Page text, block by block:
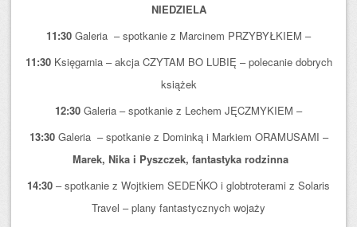
NIEDZIELA
11:30 Galeria – spotkanie z Marcinem PRZYBYŁKIEM –
11:30 Księgarnia – akcja CZYTAM BO LUBIĘ – polecanie dobrych
książek
12:30 Galeria – spotkanie z Lechem JĘCZMYKIEM –
13:30 Galeria – spotkanie z Dominką i Markiem ORAMUSAMI –
Marek, Nika i Pyszczek, fantastyka rodzinna
14:30 – spotkanie z Wojtkiem SEDEŃKO i globtroterami z Solaris
Travel – plany fantastycznych wojaży